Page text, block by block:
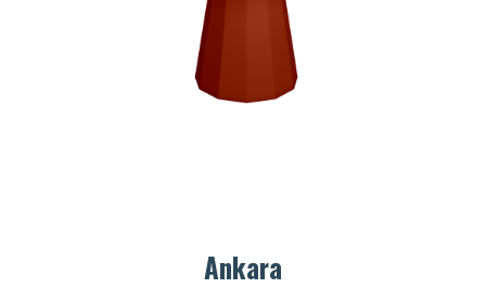
Ankara